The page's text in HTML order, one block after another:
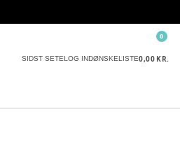
SIDST SETELOG INDØNSKELISTE0,00 KR.
0